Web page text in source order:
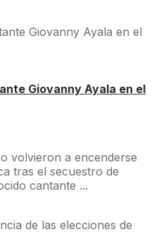
Giovanny Ayala en el
volvieron a encenderse
tras el secuestro de
cantante ...